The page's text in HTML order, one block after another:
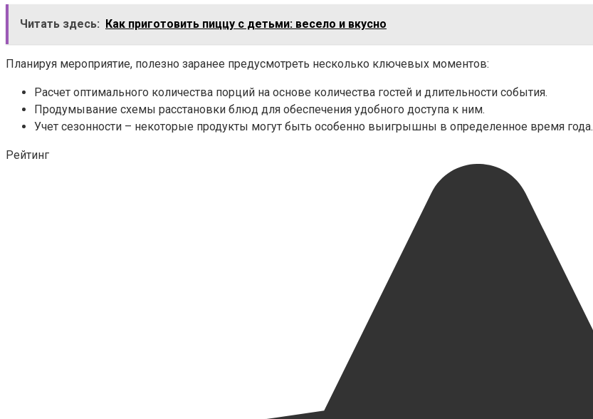
Читать здесь: Как приготовить пиццу с детьми: весело и вкусно
Планируя мероприятие, полезно заранее предусмотреть несколько ключевых моментов:
Расчет оптимального количества порций на основе количества гостей и длительности события.
Продумывание схемы расстановки блюд для обеспечения удобного доступа к ним.
Учет сезонности – некоторые продукты могут быть особенно выигрышны в определенное время года.
Рейтинг